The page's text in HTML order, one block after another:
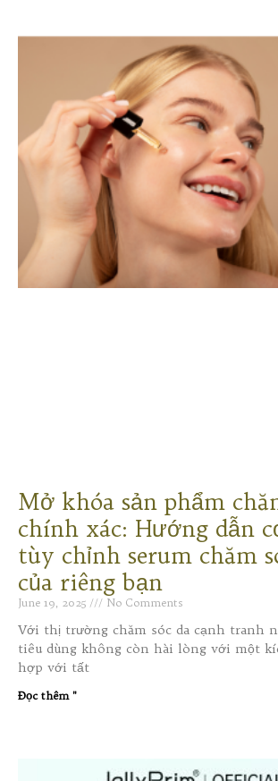
Mở khóa sản phẩm
chính xác: Hướng dẫn
tùy chỉnh serum chăm
của riêng bạn
June 19, 2025 No Comments
Với thị trường chăm sóc da cạnh tranh
tiêu dùng không còn hài lòng với một
hợp với tất
Đọc thêm "